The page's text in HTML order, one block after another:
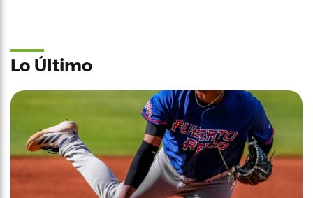
Lo Último